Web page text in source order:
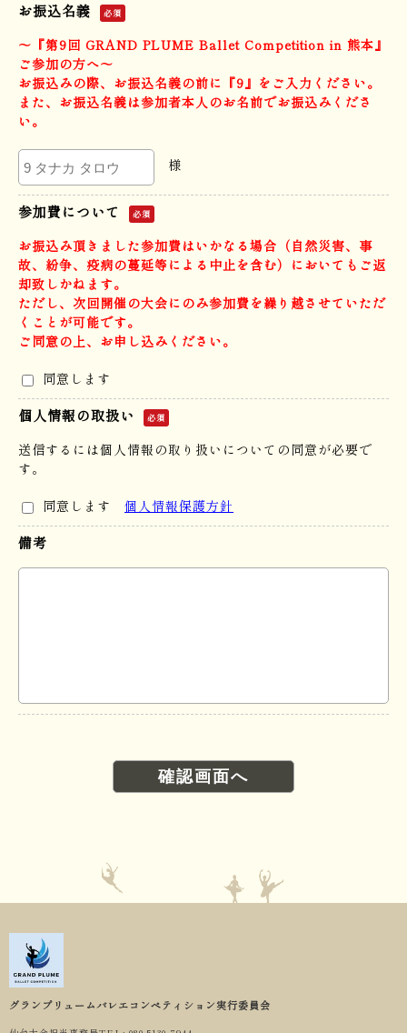
お振込名義 必須
〜『第9回 GRAND PLUME Ballet Competition in 熊本』
ご参加の方へ〜
お振込みの際、お振込名義の前に『9』をご入力ください。
また、お振込名義は参加者本人のお名前でお振込みくださ
い。
様
参加費について 必須
お振込み頂きました参加費はいかなる場合（自然災害、事
故、紛争、疫病の蔓延等による中止を含む）においてもご返
却致しかねます。
ただし、次回開催の大会にのみ参加費を繰り越させていただ
くことが可能です。
ご同意の上、お申し込みください。
同意します
個人情報の取扱い 必須
送信するには個人情報の取り扱いについての同意が必要で
す。
同意します 個人情報保護方針
備考
グランプリュームバレエコンペティション実行委員会